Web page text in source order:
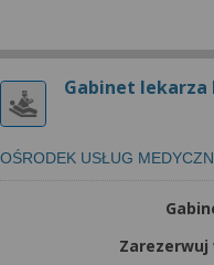
Gabinet lekarza
OŚRODEK USŁUG